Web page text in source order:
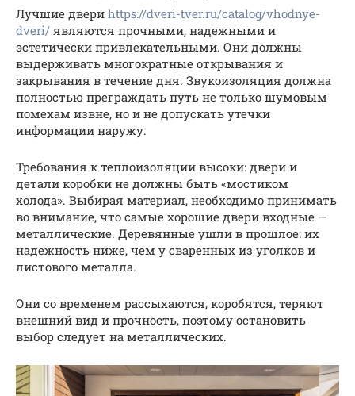
Лучшие двери https://dveri-tver.ru/catalog/vhodnye-
dveri/ являются прочными, надежными и
эстетически привлекательными. Они должны
выдерживать многократные открывания и
закрывания в течение дня. Звукоизоляция должна
полностью преграждать путь не только шумовым
помехам извне, но и не допускать утечки
информации наружу.
Требования к теплоизоляции высоки: двери и
детали коробки не должны быть «мостиком
холода». Выбирая материал, необходимо принимать
во внимание, что самые хорошие двери входные —
металлические. Деревянные ушли в прошлое: их
надежность ниже, чем у сваренных из уголков и
листового металла.
Они со временем рассыхаются, коробятся, теряют
внешний вид и прочность, поэтому остановить
выбор следует на металлических.